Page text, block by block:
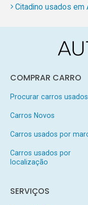
Citadino usados em
COMPRAR CARRO
Procurar carros usados
Carros Novos
Carros usados por
Carros usados por
localização
SERVIÇOS